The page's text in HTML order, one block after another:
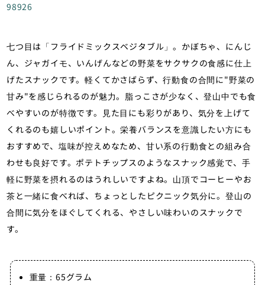
98926
七つ目は「フライドミックスベジタブル」。かぼちゃ、にんじ
ん、ジャガイモ、いんげんなどの野菜をサクサクの食感に仕上
げたスナックです。軽くてかさばらず、行動食の合間に"野菜の
甘み"を感じられるのが魅力。脂っこさが少なく、登山中でも食
べやすいのが特徴です。見た目にも彩りがあり、気分を上げて
くれるのも嬉しいポイント。栄養バランスを意識したい方にも
おすすめで、塩味が控えめなため、甘い系の行動食との組み合
わせも良好です。ポテトチップスのようなスナック感覚で、手
軽に野菜を摂れるのはうれしいですよね。山頂でコーヒーやお
茶と一緒に食べれば、ちょっとしたピクニック気分に。登山の
合間に気分をほぐしてくれる、やさしい味わいのスナックで
す。
重量：65グラム